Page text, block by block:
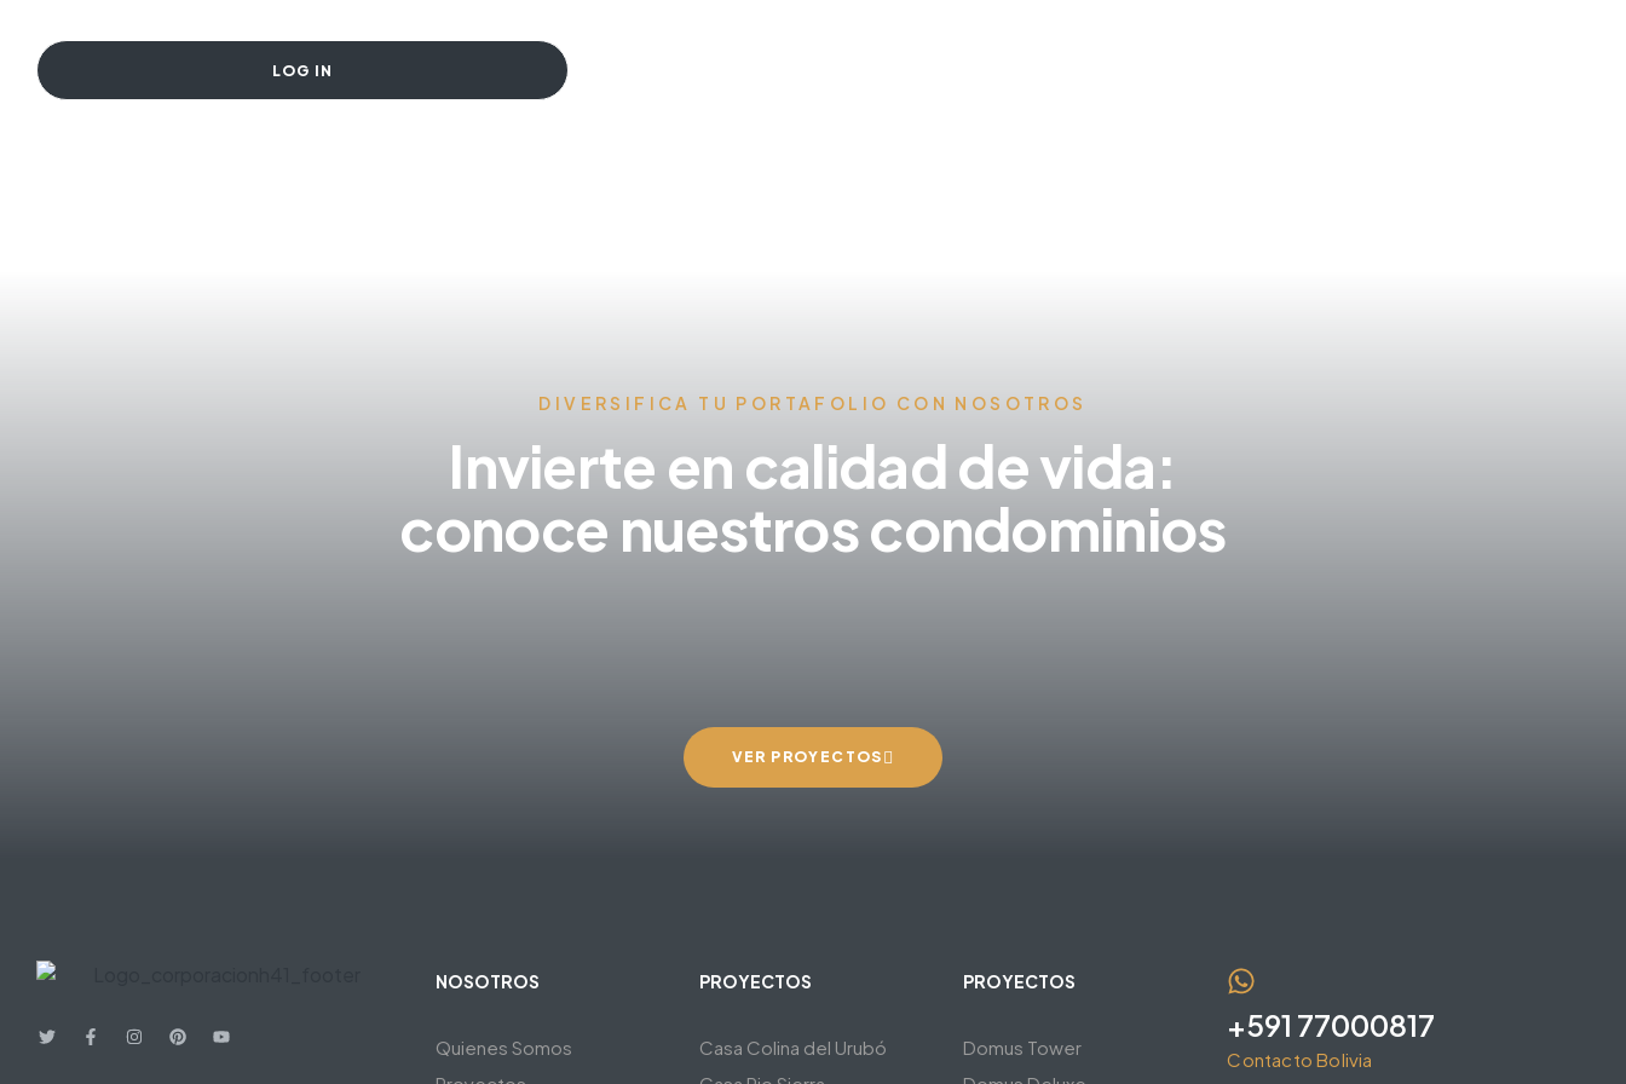
LOG IN
DIVERSIFICA TU PORTAFOLIO CON NOSOTROS
Invierte en calidad de vida:
conoce nuestros condominios
VER PROYECTOS
NOSOTROS
Quienes Somos
PROYECTOS
Casa Colina del Urubó
PROYECTOS
Domus Tower
+591 77000817
Contacto Bolivia